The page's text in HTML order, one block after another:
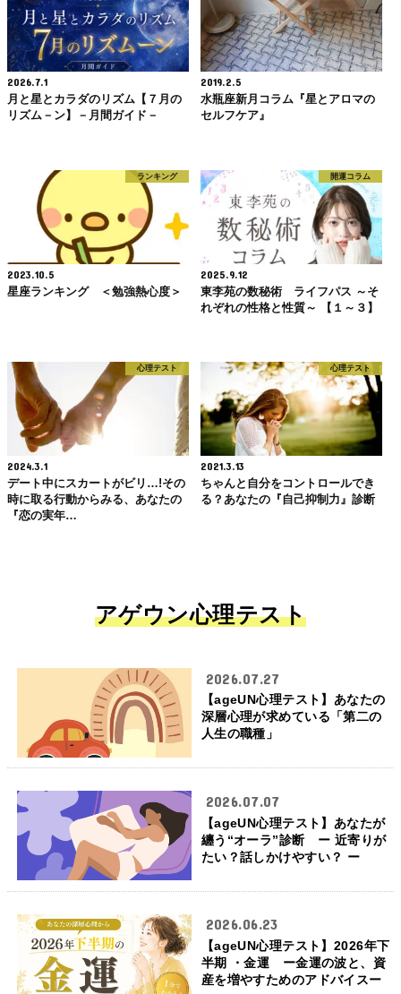
2026.7.1
月と星とカラダのリズム【７月の
リズム－ン】－月間ガイド－
2019.2.5
水瓶座新月コラム『星とアロマの
セルフケア』
ランキング
2023.10.5
星座ランキング ＜勉強熱心度＞
開運コラム
2025.9.12
東李苑の数秘術 ライフパス ～そ
れぞれの性格と性質～ 【１～３】
心理テスト
2024.3.1
デート中にスカートがビリ…!その
時に取る行動からみる、あなたの
『恋の実年…
心理テスト
2021.3.13
ちゃんと自分をコントロールでき
る？あなたの『自己抑制力』診断
アゲウン心理テスト
2026.07.27
【ageUN心理テスト】あなたの
深層心理が求めている「第二の
人生の職種」
2026.07.07
【ageUN心理テスト】あなたが
纏う“オーラ”診断 ー 近寄りが
たい？話しかけやすい？ ー
2026.06.23
【ageUN心理テスト】2026年下
半期 ・金運 ー金運の波と、資
産を増やすためのアドバイスー